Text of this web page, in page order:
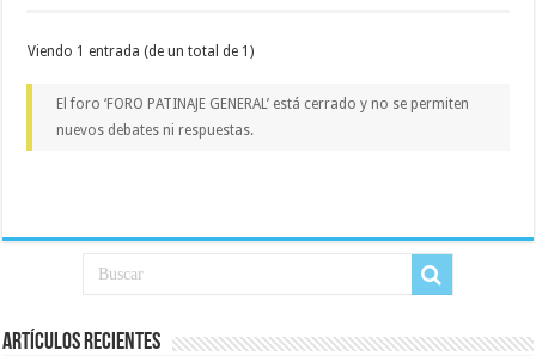
Viendo 1 entrada (de un total de 1)
El foro ‘FORO PATINAJE GENERAL’ está cerrado y no se permiten
nuevos debates ni respuestas.
Artículos recientes